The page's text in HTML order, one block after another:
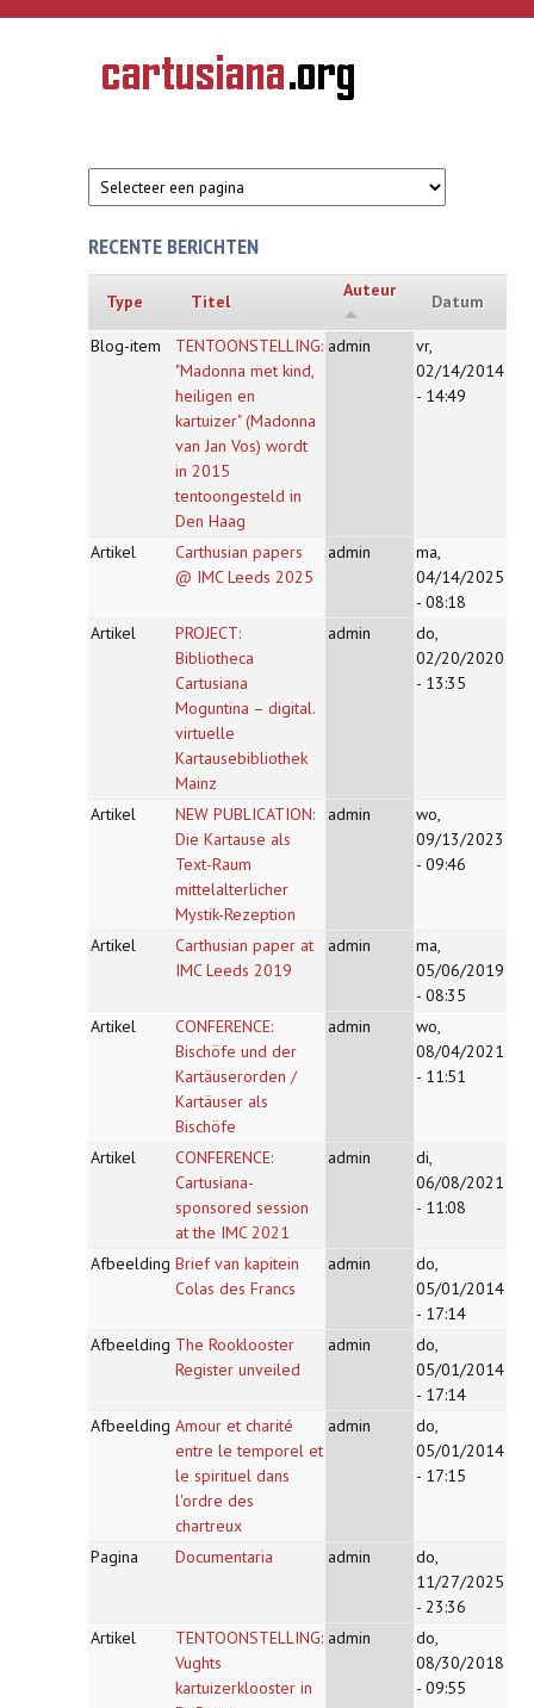
Overslaan en naar de inhoud gaan
CARTUSIANA
Geschiedenis
van de
RECENTE BERICHTEN
Type Titel
Auteur
Datum
Blog-item
TENTOONSTELLING:
"Madonna met kind,
heiligen en
kartuizer" (Madonna
van Jan Vos) wordt
in 2015
tentoongesteld in
Den Haag
admin
vr,
02/14/2014
- 14:49
Artikel
Carthusian papers
@ IMC Leeds 2025
admin
ma,
04/14/2025
- 08:18
Artikel
PROJECT:
Bibliotheca
Cartusiana
Moguntina – digital.
virtuelle
Kartausebibliothek
Mainz
admin
do,
02/20/2020
- 13:35
Artikel
NEW PUBLICATION:
Die Kartause als
Text-Raum
mittelalterlicher
Mystik-Rezeption
admin
wo,
09/13/2023
- 09:46
Artikel
Carthusian paper at
IMC Leeds 2019
admin
ma,
05/06/2019
- 08:35
Artikel
CONFERENCE:
Bischöfe und der
Kartäuserorden /
Kartäuser als
Bischöfe
admin
wo,
08/04/2021
- 11:51
Artikel
CONFERENCE:
Cartusiana-
sponsored session
at the IMC 2021
admin
di,
06/08/2021
- 11:08
Afbeelding Brief van kapitein
Colas des Francs
admin
do,
05/01/2014
- 17:14
Afbeelding The Rooklooster
Register unveiled
admin
do,
05/01/2014
- 17:14
Afbeelding Amour et charité
entre le temporel et
le spirituel dans
l'ordre des
chartreux
admin
do,
05/01/2014
- 17:15
Pagina Documentaria admin
do,
11/27/2025
- 23:36
Artikel
TENTOONSTELLING:
Vughts
kartuizerklooster in
admin
do,
08/30/2018
- 09:55